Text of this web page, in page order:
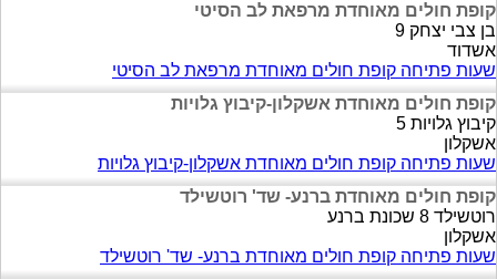
קופת חולים מאוחדת מרפאת לב הסיטי
בן צבי יצחק 9
אשדוד
שעות פתיחה קופת חולים מאוחדת מרפאת לב הסיטי
קופת חולים מאוחדת אשקלון-קיבוץ גלויות
קיבוץ גלויות 5
אשקלון
שעות פתיחה קופת חולים מאוחדת אשקלון-קיבוץ גלויות
קופת חולים מאוחדת ברנע- שד' רוטשילד
רוטשילד 8 שכונת ברנע
אשקלון
שעות פתיחה קופת חולים מאוחדת ברנע- שד' רוטשילד